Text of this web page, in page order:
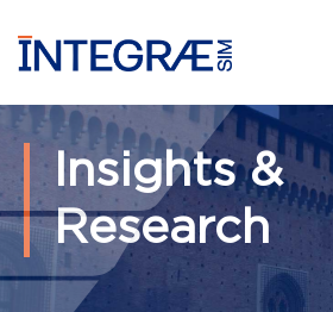
Insights &
Research